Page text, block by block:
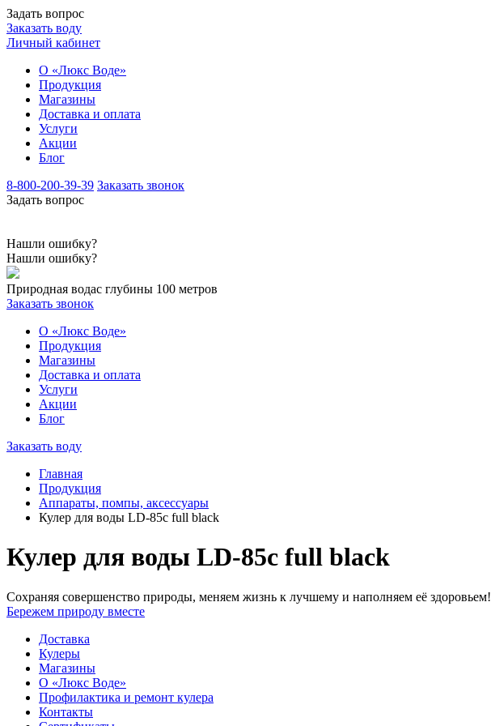
Задать вопрос
Заказать воду
Личный кабинет
О «Люкс Воде»
Продукция
Магазины
Доставка и оплата
Услуги
Акции
Блог
8-800-200-39-39 Заказать звонок
Задать вопрос
Нашли ошибку?
Нашли ошибку?
Природная водас глубины 100 метров
Заказать звонок
О «Люкс Воде»
Продукция
Магазины
Доставка и оплата
Услуги
Акции
Блог
Заказать воду
Главная
Продукция
Аппараты, помпы, аксессуары
Кулер для воды LD-85c full black
Кулер для воды LD-85c full black
Сохраняя совершенство природы, меняем жизнь к лучшему и наполняем её здоровьем!
Бережем природу вместе
Доставка
Кулеры
Магазины
О «Люкс Воде»
Профилактика и ремонт кулера
Контакты